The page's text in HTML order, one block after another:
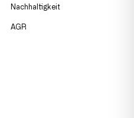
Nachhaltigkeit
AGR